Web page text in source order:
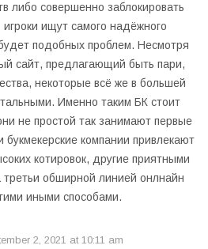
либо совершенно заблокировать
ищут самого надёжного
подобных проблем. Несмотря
сайт, предлагающий быть пари,
некоторые всё же в большей
Именно таким БК стоит
не простой так занимают первые
компании привлекают
котировок, другие приятными
обширной линией онлнайн
иными способами.
2, 2021 at 10:11 am